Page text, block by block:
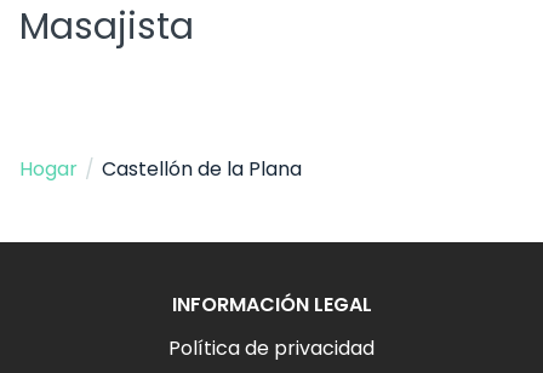
Masajista
Hogar / Castellón de la Plana
INFORMACIÓN LEGAL
Política de privacidad